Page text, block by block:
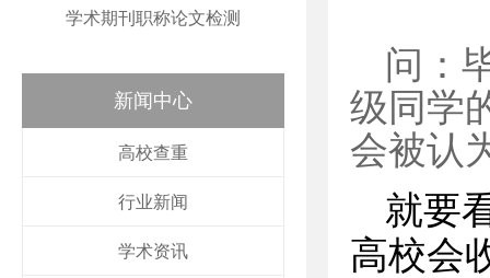
学术期刊职称论文检测
新闻中心
高校查重
行业新闻
学术资讯
问：
级同学
会被认
就要
高校会